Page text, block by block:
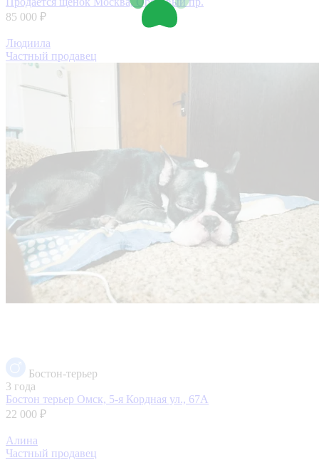
85 000 ₽
Людиила
Частный продавец
Бостон-терьер
3 года
Бостон терьер Омск, 5-я Кордная ул., 67А
22 000 ₽
Алина
Частный продавец